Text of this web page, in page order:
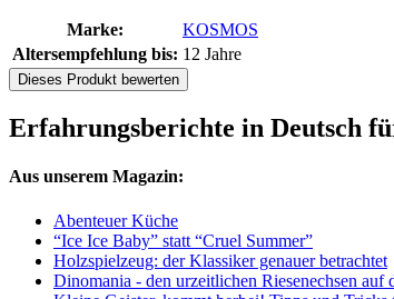
Marke:
KOSMOS
Altersempfehlung bis: 12 Jahre
Dieses Produkt bewerten
Erfahrungsberichte in Deutsch
Aus unserem Magazin:
Abenteuer Küche
“Ice Ice Baby” statt “Cruel Summer”
Holzspielzeug: der Klassiker genauer betrachtet
Dinomania - den urzeitlichen Riesenechsen auf